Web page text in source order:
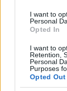
I want to
Personal
Opted In
I want to
Retention,
Personal
Purposes
Opted Out
ΚΟΣΜΟΣ